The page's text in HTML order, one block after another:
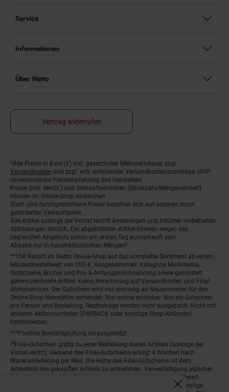
Fenster
Service
Informationen
Über Netto
Vertrag widerrufen
Fußnoten
*Alle Preise in Euro (€) inkl. gesetzlicher Mehrwertsteuer, zzgl.
Versandkosten und zzgl. evtl. anfallender Versandkostenzuschläge. UVP:
Unverbindliche Preisempfehlung des Herstellers.
Preise (inkl. MwSt.) und Verkaufseinheiten (Stückzahl/Mengeneinheit)
können im Online-Shop abweichen.
Statt- und durchgestrichene Preise beziehen sich auf unseren zuvor
geforderten Verkaufspreis.
Alle Artikel solange der Vorrat reicht! Änderungen und Irrtümer vorbehalten.
Abbildungen ähnlich. Die abgebildeten Artikel können wegen des
begrenzten Angebots schon am ersten Tag ausverkauft sein.
Abgabe nur in haushaltsüblichen Mengen!
**15€ Rabatt im Netto Online-Shop auf das komplette Sortiment ab einem
Mindestbestellwert von 200 €. Ausgenommen: Kategorie Multimedia,
Gutscheine, Bücher und Pre- & Anfangsmilchnahrung sowie gesondert
gekennzeichnete Artikel. Keine Anrechnung auf Versandkosten und Filial-
Abholservices. Der Gutschein wird nur einmalig an Neuanmelder für den
Online-Shop-Newsletter versendet. Nur online einlösbar. Nur ein Gutschein
pro Person und Bestellung. Restbeträge werden nicht ausgezahlt. Nicht mit
anderen Aktionsvorteilen (PAYBACK oder sonstige Shop-Aktionen)
kombinierbar.
***Positive Bonitätsprüfung vorausgesetzt
²⁰Filial-Gutschein gratis zu jeder Bestellung dieses Artikels (solange der
Vorrat reicht). Versand des Filial-Gutscheins erfolgt 4 Wochen nach
Warenanlieferung per Mail. Die Höhe des Filial-Gutscheins ist dem
Artikelbild des gekauften Artikels zu entnehmen. Vervielfältigung jeglicher
Art nicht gestattet. Der Filial-Gutschein ist ohne Mindesteinkaufswert
einlösbar. Nicht mit anderen Aktionsvorteilen (PAYBACK oder sonstige